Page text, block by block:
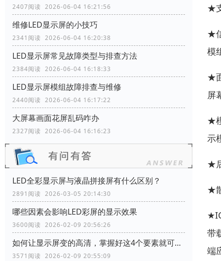
2407阅读 2026-06-04 16:21:56
维修LED显示屏的小技巧
2341阅读 2026-06-04 16:20:38
LED显示屏常见故障类型与排查方法
2384阅读 2026-06-04 16:18:33
LED显示屏模组故障排查与维修
2440阅读 2026-06-04 16:17:22
大屏幕画面花屏乱码咋办
2327阅读 2026-06-04 16:16:23
LED全彩显示屏与液晶拼接屏有什么区别？
2891阅读 2026-03-05 20:14:30
哪些因素会影响LED彩屏的显示效果
3600阅读 2026-02-09 20:56:26
如何让显示屏变的高清，掌握好这4个要素就可以了
3571阅读 2026-02-09 20:55:09
★
★
模
★
屏
★
示
★
★
带
端